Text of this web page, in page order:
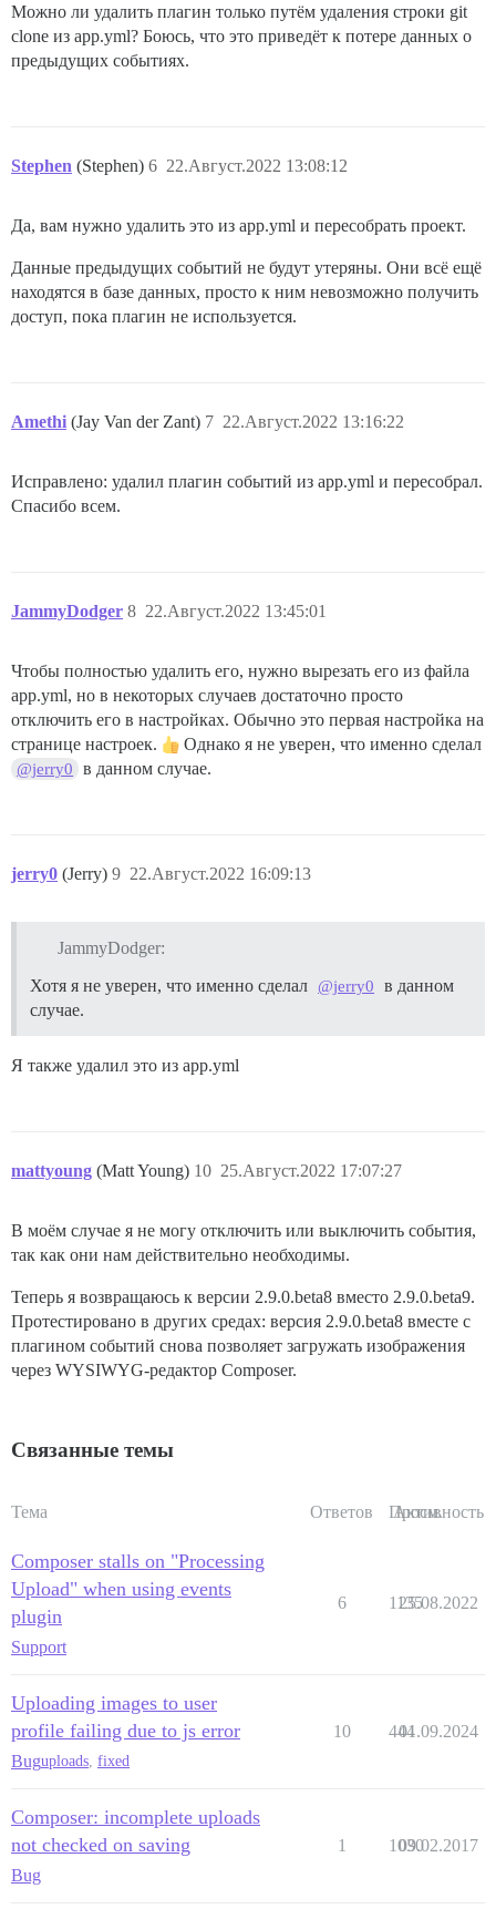
Можно ли удалить плагин только путём удаления строки git
clone из app.yml? Боюсь, что это приведёт к потере данных о
предыдущих событиях.
Stephen (Stephen) 22.Август.2022 13:08:12
6
Да, вам нужно удалить это из app.yml и пересобрать проект.
Данные предыдущих событий не будут утеряны. Они всё ещё
находятся в базе данных, просто к ним невозможно получить
доступ, пока плагин не используется.
Amethi (Jay Van der Zant) 22.Август.2022 13:16:22
7
Исправлено: удалил плагин событий из app.yml и пересобрал.
Спасибо всем.
JammyDodger 22.Август.2022 13:45:01
8
Чтобы полностью удалить его, нужно вырезать его из файла
app.yml, но в некоторых случаев достаточно просто
отключить его в настройках. Обычно это первая настройка на
странице настроек.
Однако я не уверен, что именно сделал
@jerry0 в данном случае.
jerry0 (Jerry) 22.Август.2022 16:09:13
9
JammyDodger:
Хотя я не уверен, что именно сделал @jerry0
в данном
случае.
Я также удалил это из app.yml
mattyoung (Matt Young) 25.Август.2022 17:07:27
10
В моём случае я не могу отключить или выключить события,
так как они нам действительно необходимы.
Теперь я возвращаюсь к версии 2.9.0.beta8 вместо 2.9.0.beta9.
Протестировано в других средах: версия 2.9.0.beta8 вместе с
плагином событий снова позволяет загружать изображения
через WYSIWYG-редактор Composer.
Связанные темы
Тема Ответов Просм.
Активность
Composer stalls on "Processing
Upload" when using events
plugin
Support
6 1135
25.08.2022
Uploading images to user
profile failing due to js error
Buguploads, fixed
10 444
01.09.2024
Composer: incomplete uploads
not checked on saving
Bug
1 1030
09.02.2017